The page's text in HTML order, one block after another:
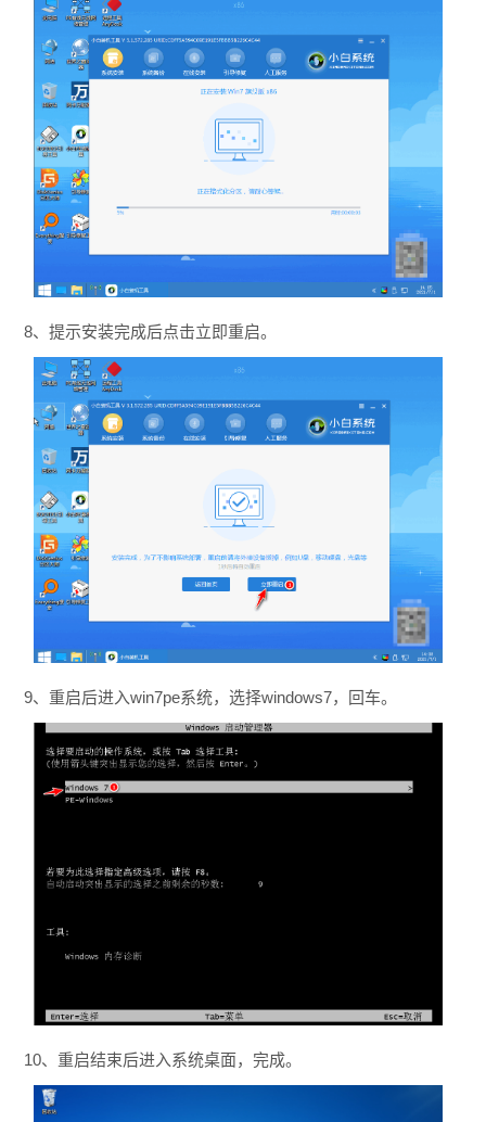
8、提示安装完成后点击立即重启。
9、重启后进入win7pe系统，选择windows7，回车。
10、重启结束后进入系统桌面，完成。